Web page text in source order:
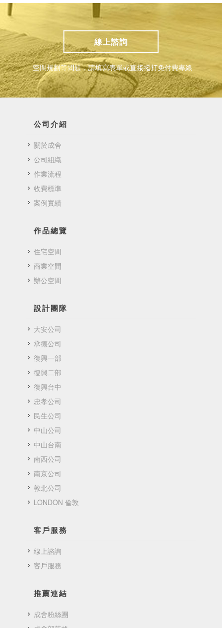
線上諮詢
空間規劃等問題，請填寫表單或直接撥打免付費專線
公司介紹
關於成舍
公司組織
作業流程
收費標準
案例實績
作品總覽
住宅空間
商業空間
辦公空間
設計團隊
大安公司
承德公司
復興一部
復興二部
復興台中
忠孝公司
民生公司
中山公司
中山台南
南西公司
南京公司
敦北公司
LONDON 倫敦
客戶服務
線上諮詢
客戶服務
推薦連結
成舍粉絲團